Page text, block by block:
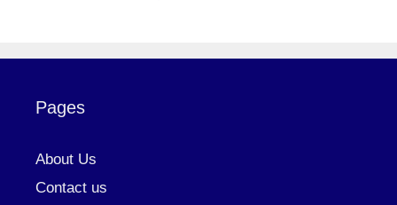
Pages
About Us
Contact us